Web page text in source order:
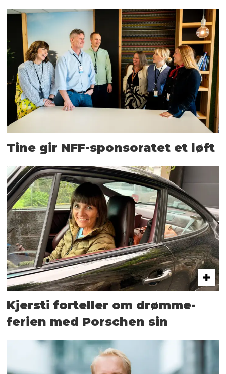
Tine gir NFF-sponsoratet et løft
Kjersti forteller om drømme­
ferien med Porschen sin